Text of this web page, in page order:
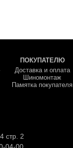
ПОКУПАТЕЛЮ
Доставка и оплата
Шиномонтаж
Памятка покупателя
стр. 2